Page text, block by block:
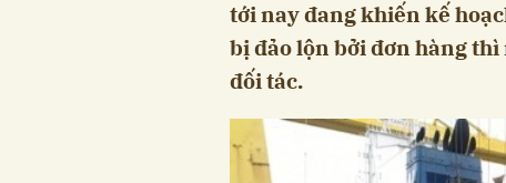
tới nay đang khiến kế
bị đảo lộn bởi đơn hàng
đối tác.